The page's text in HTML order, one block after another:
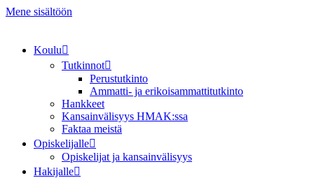
Mene sisältöön
Koulu
Tutkinnot
Perustutkinto
Ammatti- ja erikoisammattitutkinto
Hankkeet
Kansainvälisyys HMAK:ssa
Faktaa meistä
Opiskelijalle
Opiskelijat ja kansainvälisyys
Hakijalle